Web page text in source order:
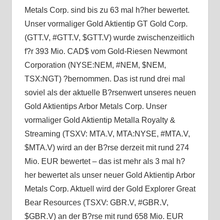
Metals Corp. sind bis zu 63 mal h?her bewertet.
Unser vormaliger Gold Aktientip GT Gold Corp.
(GTT.V, #GTT.V, $GTT.V) wurde zwischenzeitlich
f?r 393 Mio. CAD$ vom Gold-Riesen Newmont
Corporation (NYSE:NEM, #NEM, $NEM,
TSX:NGT) ?bernommen. Das ist rund drei mal
soviel als der aktuelle B?rsenwert unseres neuen
Gold Aktientips Arbor Metals Corp. Unser
vormaliger Gold Aktientip Metalla Royalty &
Streaming (TSXV: MTA.V, MTA:NYSE, #MTA.V,
$MTA.V) wird an der B?rse derzeit mit rund 274
Mio. EUR bewertet – das ist mehr als 3 mal h?
her bewertet als unser neuer Gold Aktientip Arbor
Metals Corp. Aktuell wird der Gold Explorer Great
Bear Resources (TSXV: GBR.V, #GBR.V,
$GBR.V) an der B?rse mit rund 658 Mio. EUR